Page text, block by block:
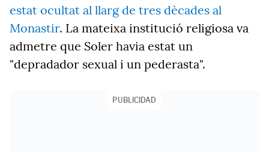
estat ocultat al llarg de tres dècades al
Monastir. La mateixa institució religiosa va
admetre que Soler havia estat un
"depradador sexual i un pederasta".
PUBLICIDAD